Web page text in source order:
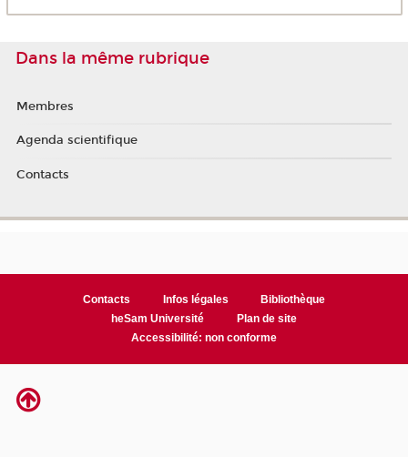
Dans la même rubrique
Membres
Agenda scientifique
Contacts
Contacts Infos légales
Bibliothèque
heSam Université
Plan de site
Accessibilité: non conforme